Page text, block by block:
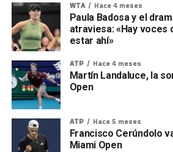
WTA Hace 4 meses
Paula Badosa y el
atraviesa: «Hay voces
estar ahí»
ATP Hace 4 meses
Martín Landaluce, la
Open
ATP Hace 5 meses
Francisco Cerúndolo
Miami Open